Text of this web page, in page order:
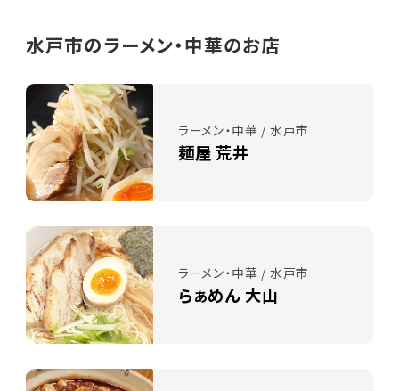
水戸市のラーメン・中華のお店
ラーメン・中華 / 水戸市
麺屋 荒井
ラーメン・中華 / 水戸市
らぁめん 大山